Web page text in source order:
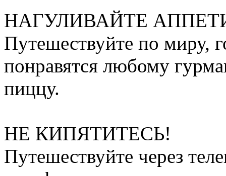
НАГУЛИВАЙТЕ
Путешествуйте по миру,
понравятся любому
пиццу.
НЕ КИПЯТИТЕСЬ!
Путешествуйте через